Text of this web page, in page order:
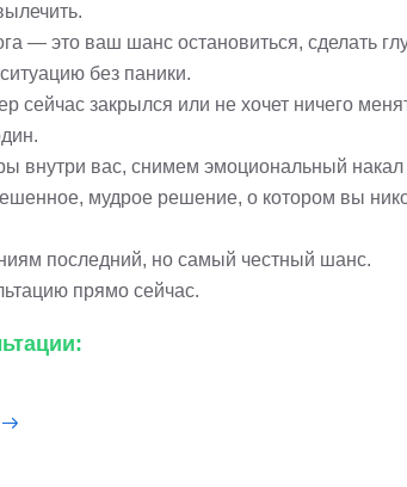
— это ваш шанс остановиться, сделать
без паники.
сейчас закрылся или не хочет ничего
внутри вас, снимем эмоциональный накал
мудрое решение, о котором вы
последний, но самый честный шанс.
прямо сейчас.